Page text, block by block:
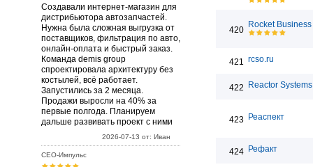
Создавали интернет-магазин для
дистрибьютора автозапчастей.
Нужна была сложная выгрузка от
поставщиков, фильтрация по авто,
онлайн-оплата и быстрый заказ.
Команда demis group
спроектировала архитектуру без
костылей, всё работает.
Запустились за 2 месяца.
Продажи выросли на 40% за
первые полгода. Планируем
дальше развивать проект с ними
2026-07-13 от: Иван
СЕО-Импульс
420
Rocket Business
421 rcso.ru
422 Reactor
423 Реаспект
424 Рефакт